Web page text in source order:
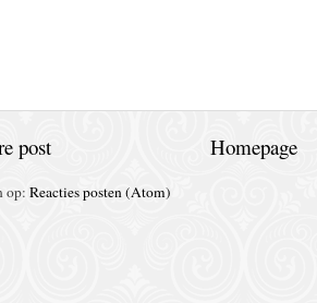
post Homepage
op: Reacties posten (Atom)